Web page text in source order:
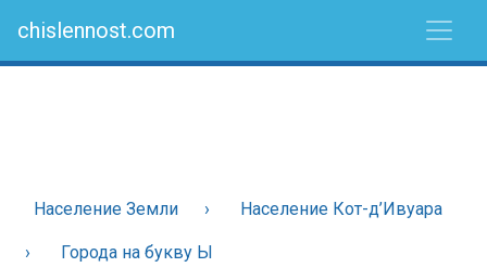
chislennost.com
Население Земли Население Кот-д’Ивуара
Города на букву Ы